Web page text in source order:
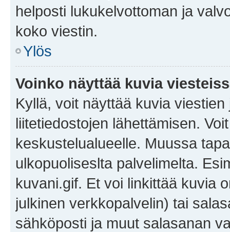
helposti lukukelvottoman ja
koko viestin.
Ylös
Voinko näyttää kuvia
Kyllä, voit näyttää kuvia
liitetiedostojen lähettämisen.
keskustelualueelle. Muussa
ulkopuoliseslta palvelimelta.
kuvani.gif. Et voi linkittää kuvia
julkinen verkkopalvelin) tai
sähköposti ja muut salasanan